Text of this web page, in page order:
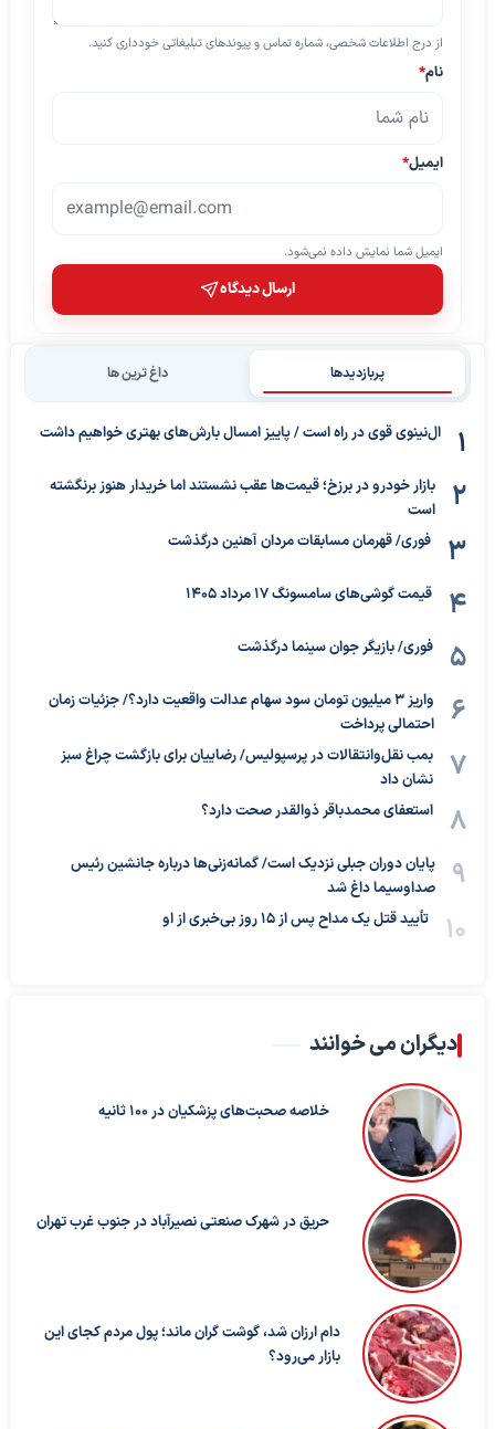
از درج اطلاعات شخصی، شماره تماس و پیوندهای تبلیغاتی خودداری کنید.
نام*
ایمیل*
ایمیل شما نمایش داده نمی‌شود.
ارسال دیدگاه
پربازدیدها داغ ترین ها
ال‌نینوی قوی در راه است / پاییز امسال بارش‌های بهتری خواهیم داشت
بازار خودرو در برزخ؛ قیمت‌ها عقب نشستند اما خریدار هنوز برنگشته
است
فوری/ قهرمان مسابقات مردان آهنین درگذشت
قیمت گوشی‌های سامسونگ 17 مرداد 1405
فوری/ بازیگر جوان سینما درگذشت
واریز ۳ میلیون تومان سود سهام عدالت واقعیت دارد؟/ جزئیات زمان
احتمالی پرداخت
بمب نقل‌وانتقالات در پرسپولیس/ رضاییان برای بازگشت چراغ سبز
نشان داد
استعفای محمدباقر ذوالقدر صحت دارد؟
پایان دوران جبلی نزدیک است/ گمانه‌زنی‌ها درباره جانشین رئیس
صداوسیما داغ شد
تأیید قتل یک مداح پس از ۱۵ روز بی‌خبری از او
دیگران می خوانند
خلاصه صحبت‌های پزشکیان در ۱۰۰ ثانیه
حریق در شهرک صنعتی نصیرآباد در جنوب غرب تهران
دام ارزان شد، گوشت گران ماند؛ پول مردم کجای این
بازار می‌رود؟